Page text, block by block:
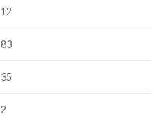
12
83
35
2